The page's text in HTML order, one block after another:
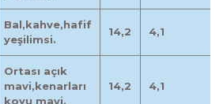
Bal,kahve,hafif
yeşilimsi.
14,2 4,1
Ortası açık
mavi,kenarları
koyu mavi.
14,2 4,1